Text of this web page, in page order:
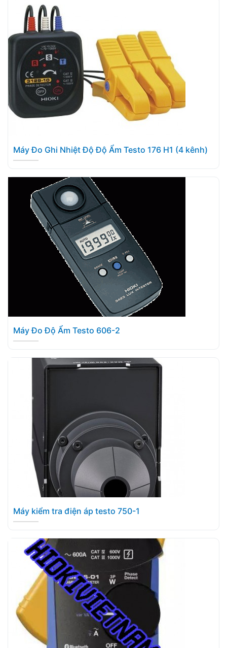
Máy Đo Ghi Nhiệt Độ Độ Ẩm Testo 176 H1 (4 kênh)
Máy Đo Độ Ẩm Testo 606-2
Máy kiểm tra điện áp testo 750-1